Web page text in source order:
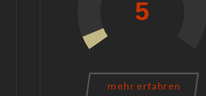
mehr erfahren